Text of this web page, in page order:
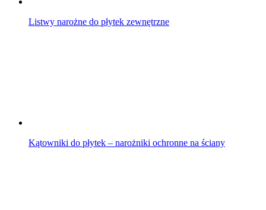
Listwy narożne do płytek zewnętrzne
Kątowniki do płytek – narożniki ochronne na ściany